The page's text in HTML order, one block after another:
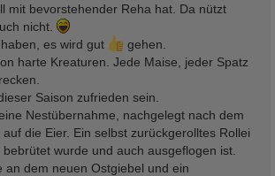
mit bevorstehender Reha hat. Da nützt
nicht.
es wird gut
gehen.
harte Kreaturen. Jede Maise, jeder Spatz
Saison zufrieden sein.
Nestübernahme, nachgelegt nach dem
die Eier. Ein selbst zurückgerolltes Rollei
wurde und auch ausgeflogen ist.
an dem neuen Ostgiebel und ein